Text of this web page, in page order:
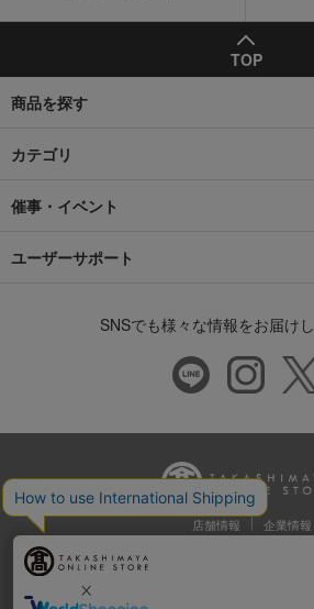
TOP
商品を探す
カテゴリ
催事・イベント
ユーザーサポート
SNSでも様々な情報をお届け
店舗情報 企業情報
推奨環境 特定商取引法に基づく表示
Cookie等の第三者提供について
ウェ